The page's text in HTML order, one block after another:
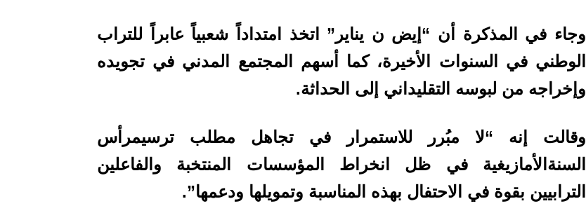
وجاء في المذكرة أن “إيض ن يناير” اتخذ امتداداً شعبياً عابراً للتراب
الوطني في السنوات الأخيرة، كما أسهم المجتمع المدني في تجويده
وإخراجه من لبوسه التقليداني إلى الحداثة.
وقالت إنه “لا مبُرر للاستمرار في تجاهل مطلب ترسيمرأس
السنةالأمازيغية في ظل انخراط المؤسسات المنتخبة والفاعلين
الترابيين بقوة في الاحتفال بهذه المناسبة وتمويلها ودعمها”.